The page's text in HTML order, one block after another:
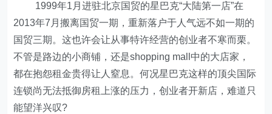
1999年1月进驻北京国贸的星巴克“大陆第一店”在
2013年7月搬离国贸一期，重新落户于人气远不如一期的
国贸三期。这也许会让从事特许经营的创业者不寒而栗。
不管是路边的小商铺，还是shopping mall中的大店家，
都在抱怨租金贵得让人窒息。何况星巴克这样的顶尖国际
连锁尚无法抵御房租上涨的压力，创业者开新店，难道只
能望洋兴叹?